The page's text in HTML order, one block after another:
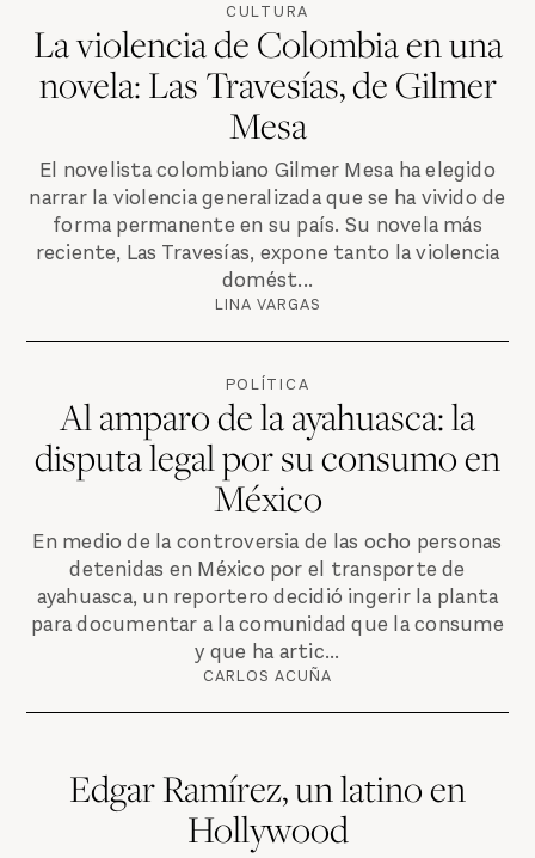
CULTURA
La violencia de Colombia en una
novela: Las Travesías, de Gilmer
Mesa
El novelista colombiano Gilmer Mesa ha elegido
narrar la violencia generalizada que se ha vivido de
forma permanente en su país. Su novela más
reciente, Las Travesías, expone tanto la violencia
domést...
LINA VARGAS
POLÍTICA
Al amparo de la ayahuasca: la
disputa legal por su consumo en
México
En medio de la controversia de las ocho personas
detenidas en México por el transporte de
ayahuasca, un reportero decidió ingerir la planta
para documentar a la comunidad que la consume
y que ha artic...
CARLOS ACUÑA
Edgar Ramírez, un latino en
Hollywood